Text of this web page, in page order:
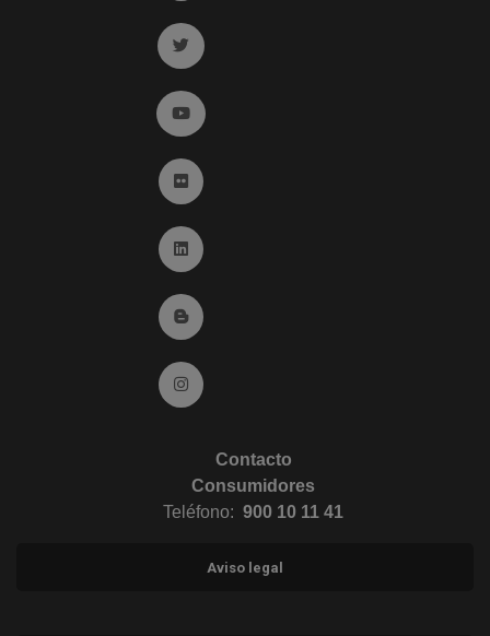
Ir a twitter (abre en ventana nueva)
Ir a YouTube (abre en ventana nueva)
Ir a Flickr (abre en ventana nueva)
Ir a Linkedin (abre en ventana nueva)
Ir al Blog (abre en ventana nueva)
Ir a Instagram (abre en ventana nueva)
Contacto
Consumidores
Teléfono: 900 10 11 41
Aviso legal